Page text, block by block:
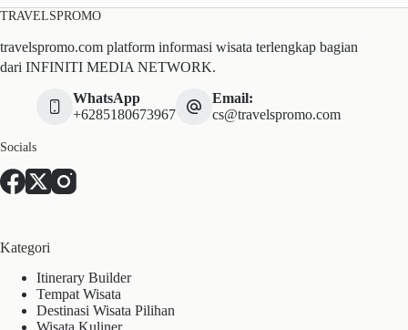
TRAVELSPROMO
travelspromo.com platform informasi wisata terlengkap bagian
dari INFINITI MEDIA NETWORK.
WhatsApp
+6285180673967
Email:
cs@travelspromo.com
Socials
Kategori
Itinerary Builder
Tempat Wisata
Destinasi Wisata Pilihan
Wisata Kuliner